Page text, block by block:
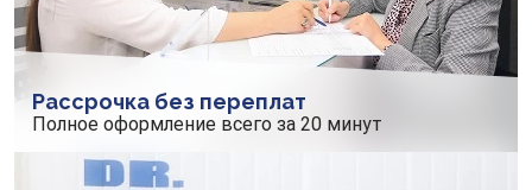
Рассрочка без переплат
Полное оформление всего за 20 минут